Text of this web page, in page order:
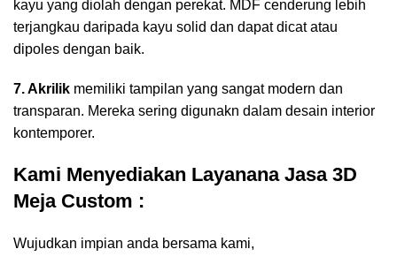
kayu yang diolah dengan perekat. MDF cenderung lebih
terjangkau daripada kayu solid dan dapat dicat atau
dipoles dengan baik.
7. Akrilik memiliki tampilan yang sangat modern dan
transparan. Mereka sering digunakn dalam desain interior
kontemporer.
Kami Menyediakan Layanana Jasa 3D
Meja Custom :
Wujudkan impian anda bersama kami,